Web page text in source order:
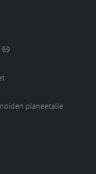
69
planeetalle